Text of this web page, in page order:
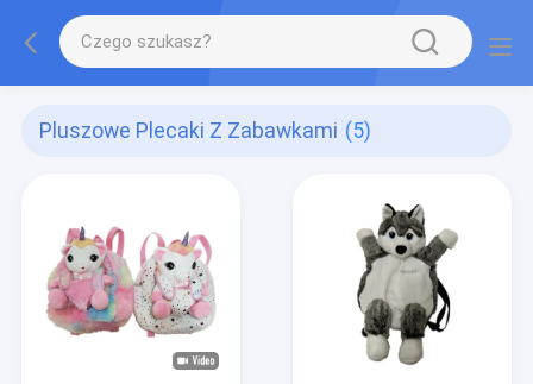
Pluszowe Plecaki Z Zabawkami (5)